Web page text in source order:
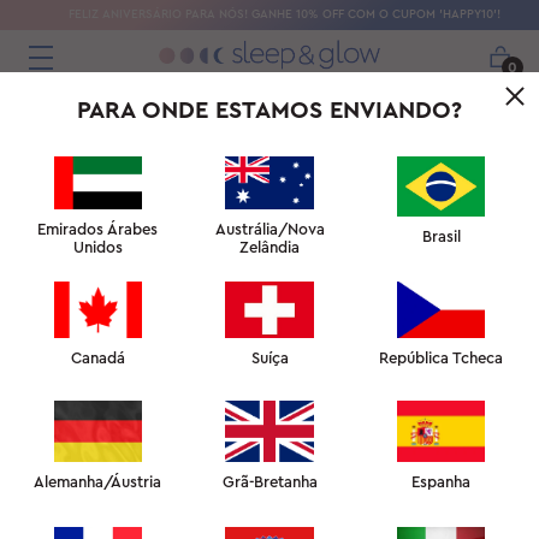
FELIZ ANIVERSÁRIO PARA NÓS! GANHE 10% OFF COM O CUPOM 'HAPPY10'!
0
SUTIÃ DE TRAVESSEIRO DE SEDA
PARA UM DECOTE QUE CHAMA A ATENÇÃO
PARA ONDE ESTAMOS ENVIANDO?
Emirados Árabes
Unidos
Austrália/Nova
Zelândia
Brasil
Canadá Suíça República Tcheca
Alemanha/Áustria Grã-Bretanha Espanha